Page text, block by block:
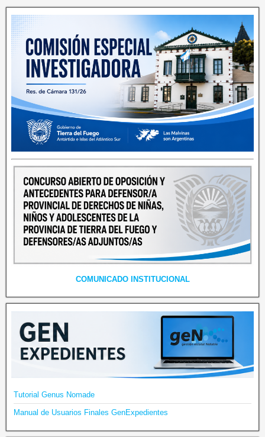
COMUNICADO INSTITUCIONAL
Tutorial Genus Nomade
Manual de Usuarios Finales GenExpedientes